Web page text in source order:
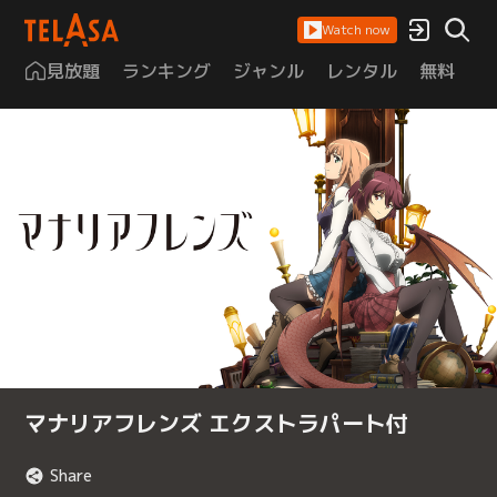
Watch now
見放題 ランキング ジャンル レンタル 無料
マナリアフレンズ エクストラパート付
Share